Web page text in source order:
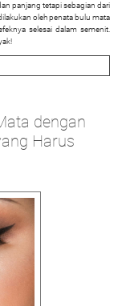
panjang tetapi sebagian dari
oleh penata bulu mata
selesai dalam semenit.
dengan
Harus